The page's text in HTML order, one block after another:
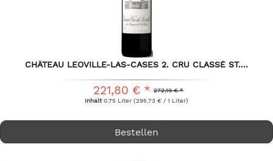
CHÂTEAU LEOVILLE-LAS-CASES 2. CRU CLASSÉ ST....
272,19 € *
221,80 € *
Inhalt0.75 Liter(295,73 € / 1 Liter)
Bestellen